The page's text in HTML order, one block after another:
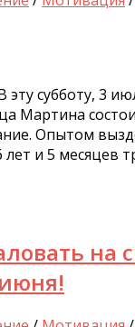
эту субботу, 3
Мартина
Опытом
лет и 5 месяцев
на